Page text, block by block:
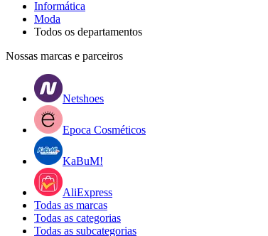
Informática
Moda
Todos os departamentos
Nossas marcas e parceiros
Netshoes
Epoca Cosméticos
KaBuM!
AliExpress
Todas as marcas
Todas as categorias
Todas as subcategorias